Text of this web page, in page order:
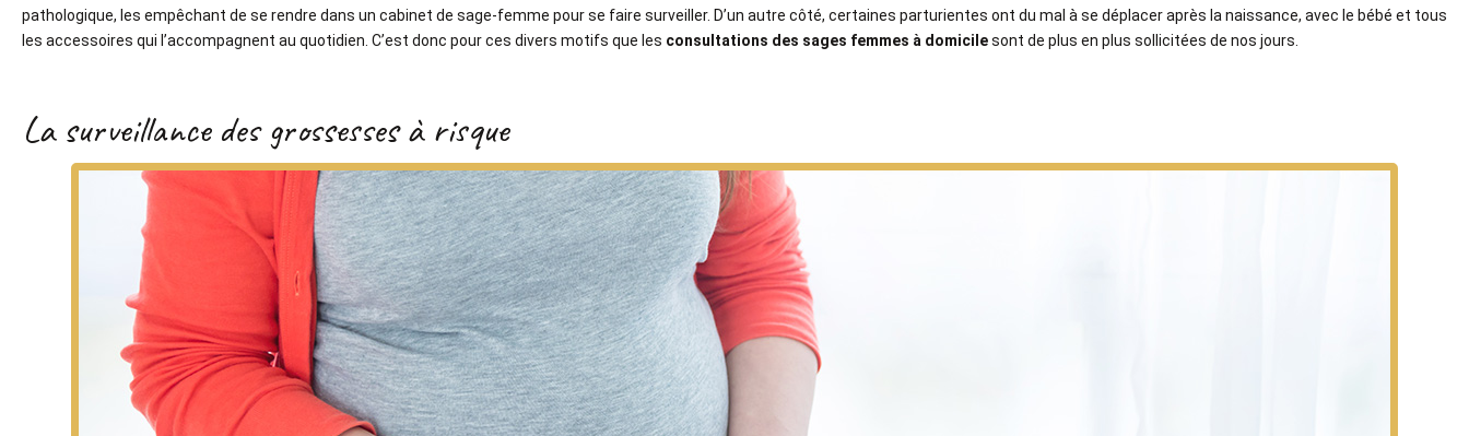
pathologique, les empêchant de se rendre dans un cabinet de sage-femme pour se faire surveiller. D’un autre côté, certaines parturientes ont du mal à se déplacer après la naissance, avec le bébé et tous
les accessoires qui l’accompagnent au quotidien. C’est donc pour ces divers motifs que les consultations des sages femmes à domicilesont de plus en plus sollicitées de nos jours.
La surveillance des grossesses à risque